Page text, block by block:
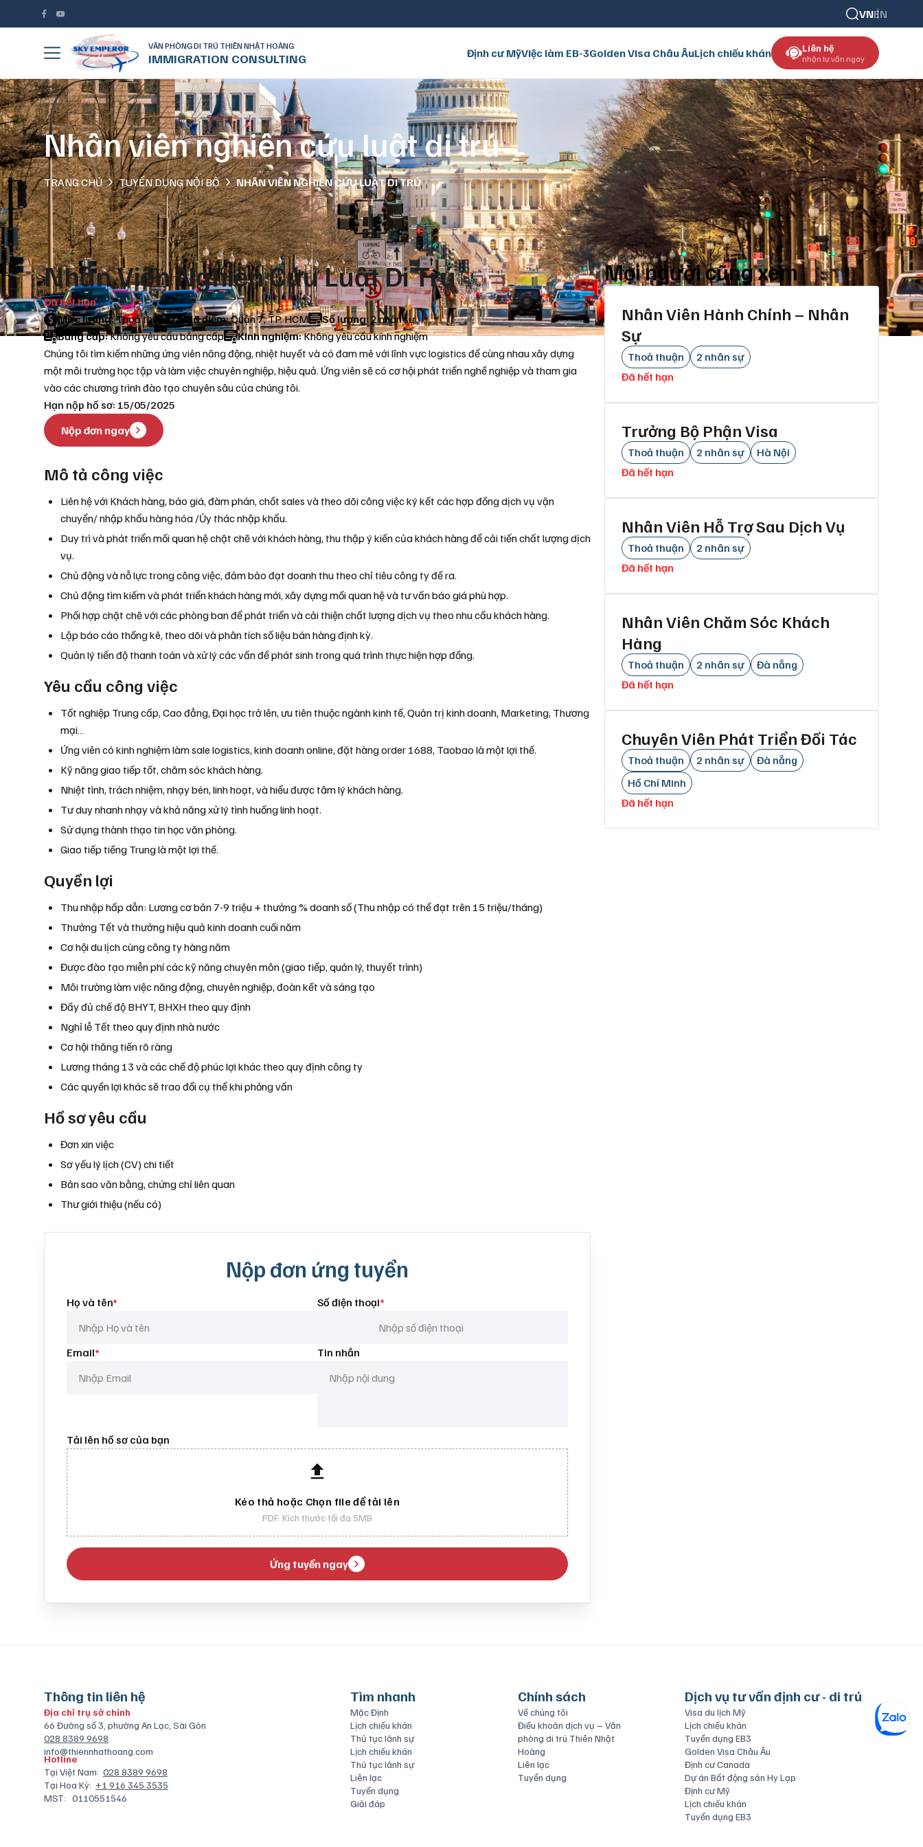
VNEN
VĂN PHÒNG DI TRÚ THIÊN NHẬT HOÀNG
IMMIGRATION CONSULTING Định cư MỹViệc làm EB-3Golden Visa Châu ÂuLịch chiếu khán Liên hệ
nhận tư vấn ngay
Nhân viên nghiên cứu luật di trú
TRANG CHỦ TUYỂN DỤNG NỘI BỘ NHÂN VIÊN NGHIÊN CỨU LUẬT DI TRÚ
Nhân Viên Nghiên Cứu Luật Di Trú
Đã hết hạn
Mức lương:Thoả thuận Địa điểm:Quận 7, TP. HCM Số lượng:2 nhân sự
Bằng cấp:Không yêu cầu bằng cấp Kinh nghiệm:Không yêu cầu kinh nghiệm
Chúng tôi tìm kiếm những ứng viên năng động, nhiệt huyết và có đam mê với lĩnh vực logistics để cùng nhau xây dựng
một môi trường học tập và làm việc chuyên nghiệp, hiệu quả. Ứng viên sẽ có cơ hội phát triển nghề nghiệp và tham gia
vào các chương trình đào tạo chuyên sâu của chúng tôi.
Hạn nộp hồ sơ: 15/05/2025
Nộp đơn ngay
Mô tả công việc
Liên hệ với Khách hàng, báo giá, đàm phán, chốt sales và theo dõi công việc ký kết các hợp đồng dịch vụ vận
chuyển/ nhập khẩu hàng hóa /Ủy thác nhập khẩu.
Duy trì và phát triển mối quan hệ chặt chẽ với khách hàng, thu thập ý kiến của khách hàng để cải tiến chất lượng dịch
vụ.
Chủ động và nỗ lực trong công việc, đảm bảo đạt doanh thu theo chỉ tiêu công ty đề ra.
Chủ động tìm kiếm và phát triển khách hàng mới, xây dựng mối quan hệ và tư vấn báo giá phù hợp.
Phối hợp chặt chẽ với các phòng ban để phát triển và cải thiện chất lượng dịch vụ theo nhu cầu khách hàng.
Lập báo cáo thống kê, theo dõi và phân tích số liệu bán hàng định kỳ.
Quản lý tiến độ thanh toán và xử lý các vấn đề phát sinh trong quá trình thực hiện hợp đồng.
Yêu cầu công việc
Tốt nghiệp Trung cấp, Cao đẳng, Đại học trở lên, ưu tiên thuộc ngành kinh tế, Quản trị kinh doanh, Marketing, Thương
mại…
Ứng viên có kinh nghiệm làm sale logistics, kinh doanh online, đặt hàng order 1688, Taobao là một lợi thế.
Kỹ năng giao tiếp tốt, chăm sóc khách hàng.
Nhiệt tình, trách nhiệm, nhạy bén, linh hoạt, và hiểu được tâm lý khách hàng.
Tư duy nhanh nhạy và khả năng xử lý tình huống linh hoạt.
Sử dụng thành thạo tin học văn phòng.
Giao tiếp tiếng Trung là một lợi thế.
Quyền lợi
Thu nhập hấp dẫn: Lương cơ bản 7-9 triệu + thưởng % doanh số (Thu nhập có thể đạt trên 15 triệu/tháng)
Thưởng Tết và thưởng hiệu quả kinh doanh cuối năm
Cơ hội du lịch cùng công ty hàng năm
Được đào tạo miễn phí các kỹ năng chuyên môn (giao tiếp, quản lý, thuyết trình)
Môi trường làm việc năng động, chuyên nghiệp, đoàn kết và sáng tạo
Đầy đủ chế độ BHYT, BHXH theo quy định
Nghỉ lễ Tết theo quy định nhà nước
Cơ hội thăng tiến rõ ràng
Lương tháng 13 và các chế độ phúc lợi khác theo quy định công ty
Các quyền lợi khác sẽ trao đổi cụ thể khi phỏng vấn
Hồ sơ yêu cầu
Đơn xin việc
Sơ yếu lý lịch (CV) chi tiết
Bản sao văn bằng, chứng chỉ liên quan
Thư giới thiệu (nếu có)
Nộp đơn ứng tuyển
Họ và tên* Số điện thoại*
Email* Tin nhắn
Tải lên hồ sơ của bạn
Kéo thả hoặc Chọn file để tải lên
PDF. Kích thước tối đa 5MB
Ứng tuyển ngay
Mọi người cũng xem
Nhân Viên Hành Chính – Nhân
Sự
Thoả thuận
2 nhân sự
Đã hết hạn
Trưởng Bộ Phận Visa
Thoả thuận 2 nhân sự
Hà Nội
Đã hết hạn
Nhân Viên Hỗ Trợ Sau Dịch Vụ
Thoả thuận
2 nhân sự
Đã hết hạn
Nhân Viên Chăm Sóc Khách
Hàng
Thoả thuận 2 nhân sự
Đà nẵng
Đã hết hạn
Chuyên Viên Phát Triển Đối Tác
Thoả thuận 2 nhân sự
Đà nẵng
Hồ Chí Minh
Đã hết hạn
Thông tin liên hệ
Địa chỉ trụ sở chính
66 Đường số 3, phường An Lạc, Sài Gòn
028 8389 9698
info@thiennhathoang.com
Hotline
Tại Việt Nam: 028 8389 9698
Tại Hoa Kỳ: +1 916 345 3535
MST: 0110551546
Tìm nhanh
Mặc Định
Lịch chiếu khán
Thủ tục lãnh sự
Lịch chiếu khán
Thủ tục lãnh sự
Liên lạc
Tuyển dụng
Giải đáp
Chính sách
Về chúng tôi
Điều khoản dịch vụ – Văn
phòng di trú Thiên Nhật
Hoàng
Liên lạc
Tuyển dụng
Dịch vụ tư vấn định cư - di trú
Visa du lịch Mỹ
Lịch chiếu khán
Tuyển dụng EB3
Golden Visa Châu Âu
Định cư Canada
Dự án Bất động sản Hy Lạp
Định cư Mỹ
Lịch chiếu khán
Tuyển dụng EB3